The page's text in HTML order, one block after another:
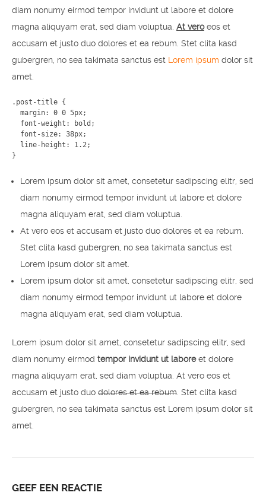
diam nonumy eirmod tempor invidunt ut labore et dolore
magna aliquyam erat, sed diam voluptua. At veroeos et
accusam et justo duo dolores et ea rebum. Stet clita kasd
gubergren, no sea takimata sanctus est Lorem ipsum dolor sit
amet.
.post-title {
  margin: 0 0 5px;
  font-weight: bold;
  font-size: 38px;
  line-height: 1.2;
}
Lorem ipsum dolor sit amet, consetetur sadipscing elitr, sed
diam nonumy eirmod tempor invidunt ut labore et dolore
magna aliquyam erat, sed diam voluptua.
At vero eos et accusam et justo duo dolores et ea rebum.
Stet clita kasd gubergren, no sea takimata sanctus est
Lorem ipsum dolor sit amet.
Lorem ipsum dolor sit amet, consetetur sadipscing elitr, sed
diam nonumy eirmod tempor invidunt ut labore et dolore
magna aliquyam erat, sed diam voluptua.
Lorem ipsum dolor sit amet, consetetur sadipscing elitr, sed
diam nonumy eirmod tempor invidunt ut laboreet dolore
magna aliquyam erat, sed diam voluptua. At vero eos et
accusam et justo duo dolores et ea rebum . Stet clita kasd
gubergren, no sea takimata sanctus est Lorem ipsum dolor sit
amet.
GEEF EEN REACTIE